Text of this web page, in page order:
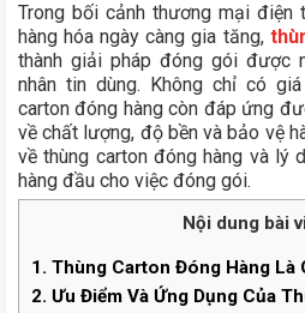
Trong bối cảnh thương mại điện
hàng hóa ngày càng gia tăng,
thành giải pháp đóng gói được
nhân tin dùng. Không chỉ có
carton đóng hàng còn đáp ứng
về chất lượng, độ bền và bảo vệ
về thùng carton đóng hàng và lý
hàng đầu cho việc đóng gói.
Nội dung bài
1. Thùng Carton Đóng Hàng Là
2. Ưu Điểm Và Ứng Dụng Của